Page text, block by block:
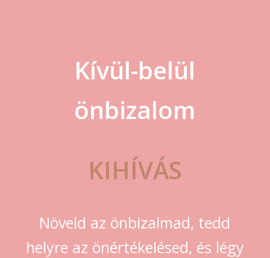
Kívül-belül
önbizalom
KIHÍVÁS
Növeld az önbizalmad, tedd
helyre az önértékelésed, és légy